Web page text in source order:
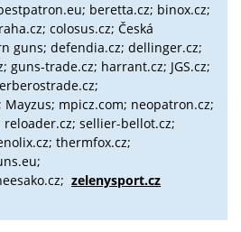
beretta.cz; binox.cz;
colosus.cz; Česká
guns; defendia.cz; dellinger.cz;
guns-trade.cz; harrant.cz; JGS.cz;
Mayzus; mpicz.com; neopatron.cz;
sellier-bellot.cz;
thermfox.cz;
zelenysport.cz